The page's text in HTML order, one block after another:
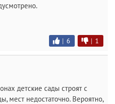
| 6 | 1
детские сады строят с
мест недостаточно. Вероятно,